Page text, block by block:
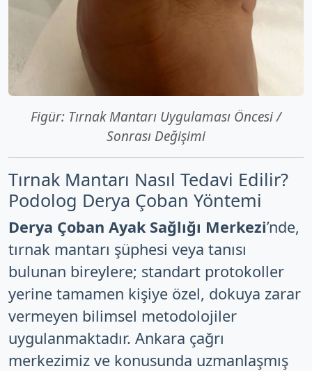
Figür: Tırnak Mantarı Uygulaması Öncesi /
Sonrası Değişimi
Tırnak Mantarı Nasıl Tedavi Edilir?
Podolog Derya Çoban Yöntemi
Derya Çoban Ayak Sağlığı Merkezi’nde,
tırnak mantarı şüphesi veya tanısı
bulunan bireylere; standart protokoller
yerine tamamen kişiye özel, dokuya zarar
vermeyen bilimsel metodolojiler
uygulanmaktadır. Ankara çağrı
merkezimiz ve konusunda uzmanlaşmış